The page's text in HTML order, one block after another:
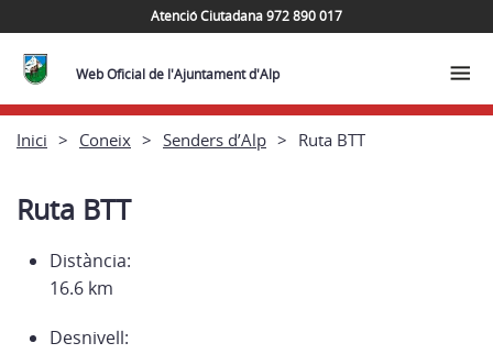
Atenció Ciutadana 972 890 017
Web Oficial de l'Ajuntament d'Alp
Inici Coneix Senders d’Alp Ruta BTT
Ruta BTT
Distància:
16.6 km
Desnivell: